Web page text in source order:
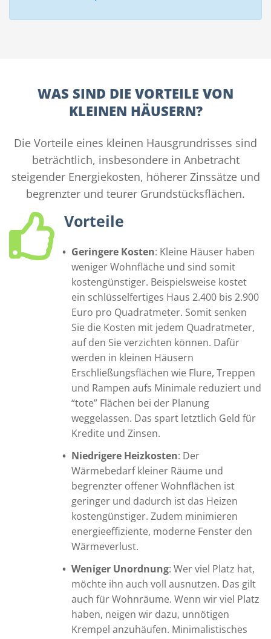
WAS SIND DIE VORTEILE VON
KLEINEN HÄUSERN?
Die Vorteile eines kleinen Hausgrundrisses sind
beträchtlich, insbesondere in Anbetracht
steigender Energiekosten, höherer Zinssätze und
begrenzter und teurer Grundstücksflächen.
Vorteile
Geringere Kosten: Kleine Häuser haben
weniger Wohnfläche und sind somit
kostengünstiger. Beispielsweise kostet
ein schlüsselfertiges Haus 2.400 bis 2.900
Euro pro Quadratmeter. Somit senken
Sie die Kosten mit jedem Quadratmeter,
auf den Sie verzichten können. Dafür
werden in kleinen Häusern
Erschließungsflächen wie Flure, Treppen
und Rampen aufs Minimale reduziert und
“tote” Flächen bei der Planung
weggelassen. Das spart letztlich Geld für
Kredite und Zinsen.
Niedrigere Heizkosten: Der
Wärmebedarf kleiner Räume und
begrenzter offener Wohnflächen ist
geringer und dadurch ist das Heizen
kostengünstiger. Zudem minimieren
energieeffiziente, moderne Fenster den
Wärmeverlust.
Weniger Unordnung: Wer viel Platz hat,
möchte ihn auch voll ausnutzen. Das gilt
auch für Wohnräume. Wenn wir viel Platz
haben, neigen wir dazu, unnötigen
Krempel anzuhäufen. Minimalistisches